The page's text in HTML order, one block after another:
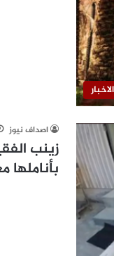
الاخبار
اصداف نيوز
زينب
بأناملها